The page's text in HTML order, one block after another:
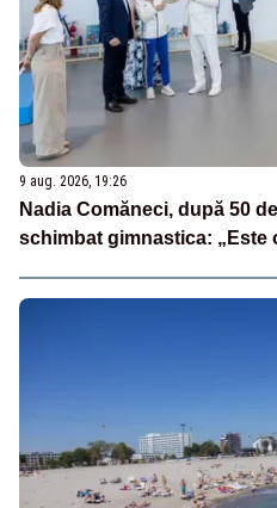
9 aug. 2026, 19:26
Nadia Comăneci, după 50
schimbat gimnastica: „Este